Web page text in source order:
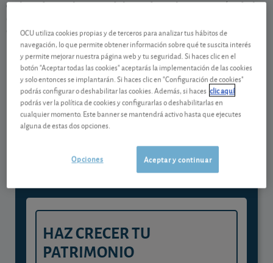
Golpeada por la crisis del covid-19, la cotización de la
en 2020.
Contenido reservado a SOCIOS
Gestiona tu dinero con visión
experta
y consigue que cada euro trabaje
para ti
HAZ CRECER TU
PATRIMONIO
OCU utiliza cookies propias y de terceros para analizar tus hábitos de
navegación, lo que permite obtener información sobre qué te suscita interés
y permite mejorar nuestra página web y tu seguridad. Si haces clic en el
botón "Aceptar todas las cookies" aceptarás la implementación de las cookies
y solo entonces se implantarán. Si haces clic en "Configuración de cookies"
podrás configurar o deshabilitar las cookies. Además, si haces clic aquí
podrás ver la política de cookies y configurarlas o deshabilitarlas en
cualquier momento. Este banner se mantendrá activo hasta que ejecutes
alguna de estas dos opciones.
Aceptar y continuar
Opciones